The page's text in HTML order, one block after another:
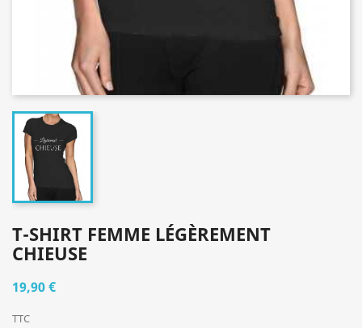
T-SHIRT FEMME LÉGÈREMENT
CHIEUSE
19,90 €
TTC